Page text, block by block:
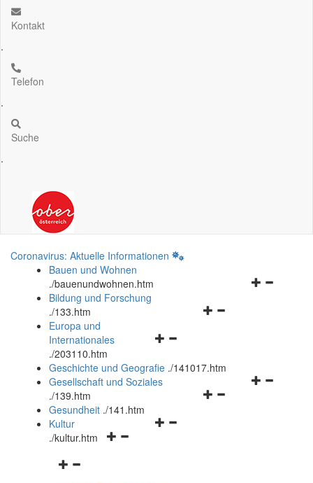
Kontakt
.
Telefon
.
Suche
.
Coronavirus: Aktuelle Informationen
Bauen und Wohnen
./bauenundwohnen.htm
Navigationsmenü
Bildung und Forschung
./133.htm
Navigationsmenü
und
schließen
Europa und
Internationales
./203110.htm
Geschichte und Geografie ./141017.htm
Navigationsmenü
Gesellschaft und Soziales
./139.htm
Navigationsmenü
Gesundheit ./141.htm
Navigationsmenü
Kultur
./kultur.htm
Navigationsmenü